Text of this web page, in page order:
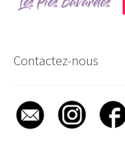
Contactez-nous